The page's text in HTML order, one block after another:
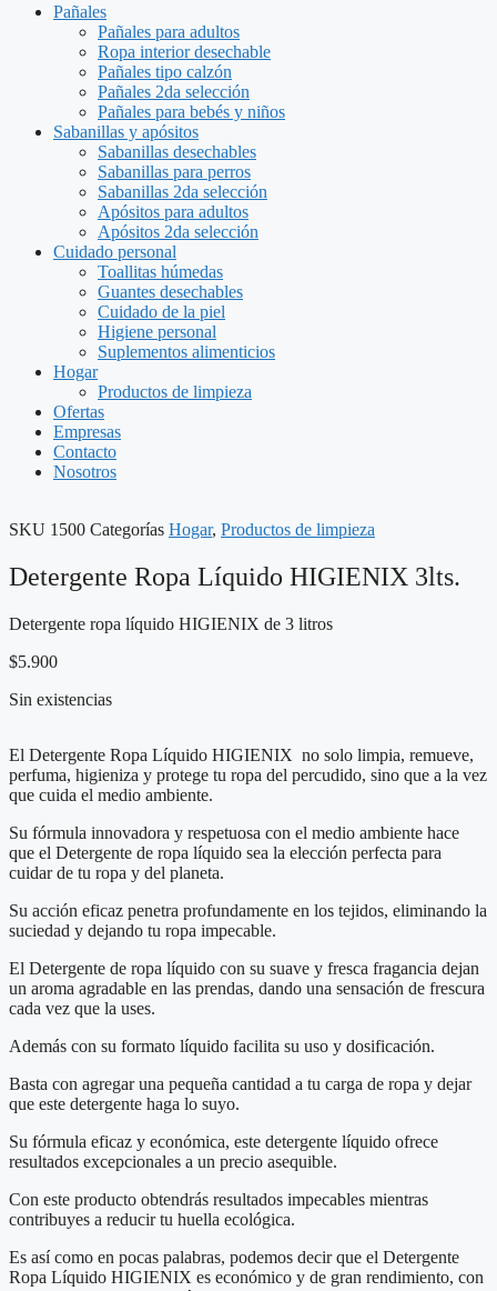
Pañales
Pañales para adultos
Ropa interior desechable
Pañales tipo calzón
Pañales 2da selección
Pañales para bebés y niños
Sabanillas y apósitos
Sabanillas desechables
Sabanillas para perros
Sabanillas 2da selección
Apósitos para adultos
Apósitos 2da selección
Cuidado personal
Toallitas húmedas
Guantes desechables
Cuidado de la piel
Higiene personal
Suplementos alimenticios
Hogar
Productos de limpieza
Ofertas
Empresas
Contacto
Nosotros
SKU 1500 Categorías Hogar, Productos de limpieza
Detergente Ropa Líquido HIGIENIX 3lts.
Detergente ropa líquido HIGIENIX de 3 litros
$5.900
Sin existencias
El Detergente Ropa Líquido HIGIENIX no solo limpia, remueve,
perfuma, higieniza y protege tu ropa del percudido, sino que a la vez
que cuida el medio ambiente.
Su fórmula innovadora y respetuosa con el medio ambiente hace
que el Detergente de ropa líquido sea la elección perfecta para
cuidar de tu ropa y del planeta.
Su acción eficaz penetra profundamente en los tejidos, eliminando la
suciedad y dejando tu ropa impecable.
El Detergente de ropa líquido con su suave y fresca fragancia dejan
un aroma agradable en las prendas, dando una sensación de frescura
cada vez que la uses.
Además con su formato líquido facilita su uso y dosificación.
Basta con agregar una pequeña cantidad a tu carga de ropa y dejar
que este detergente haga lo suyo.
Su fórmula eficaz y económica, este detergente líquido ofrece
resultados excepcionales a un precio asequible.
Con este producto obtendrás resultados impecables mientras
contribuyes a reducir tu huella ecológica.
Es así como en pocas palabras, podemos decir que el Detergente
Ropa Líquido HIGIENIX es económico y de gran rendimiento, con